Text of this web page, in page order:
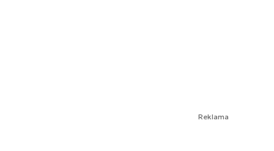
Reklama